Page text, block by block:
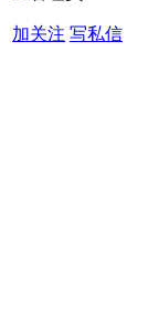
加关注 写私信